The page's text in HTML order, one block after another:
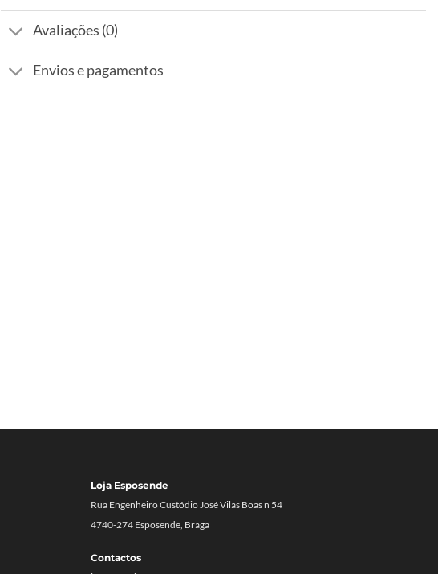
Avaliações (0)
Envios e pagamentos
Loja Esposende
Rua Engenheiro Custódio José Vilas Boas n 54
4740-274 Esposende, Braga
Contactos